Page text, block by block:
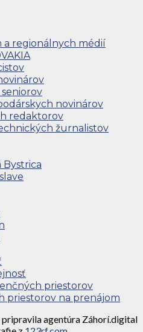
regionálnych médií
novinárov
redaktorov
žurnalistov
Bystrica
priestorov
priestorov na prenájom
agentúra Záhorí.digital